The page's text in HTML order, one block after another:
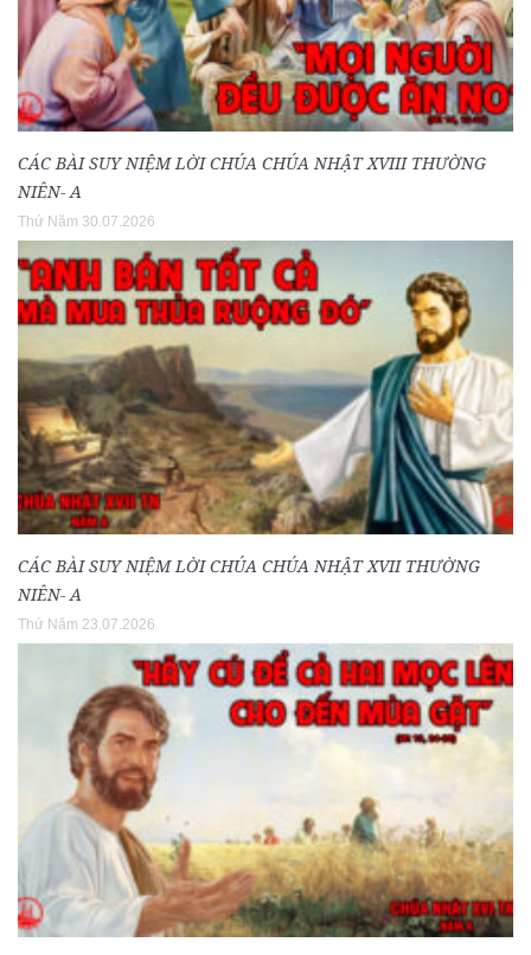
CÁC BÀI SUY NIỆM LỜI CHÚA CHÚA NHẬT XVIII THƯỜNG
NIÊN- A
Thứ Năm 30.07.2026
CÁC BÀI SUY NIỆM LỜI CHÚA CHÚA NHẬT XVII THƯỜNG
NIÊN- A
Thứ Năm 23.07.2026